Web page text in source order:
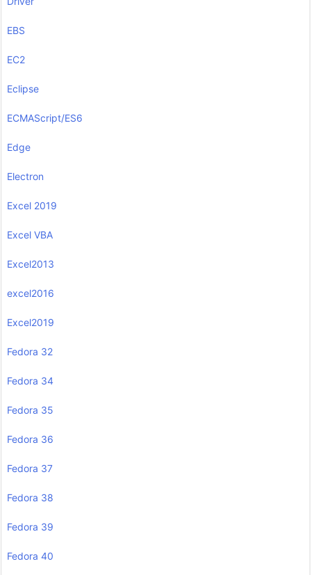
EBS
EC2
Eclipse
ECMAScript/ES6
Edge
Electron
Excel 2019
Excel VBA
Excel2013
excel2016
Excel2019
Fedora 32
Fedora 34
Fedora 35
Fedora 36
Fedora 37
Fedora 38
Fedora 39
Fedora 40